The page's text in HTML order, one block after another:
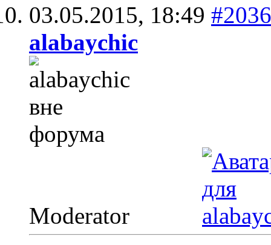
03.05.2015, 18:49 #2036
alabaychic
Moderator